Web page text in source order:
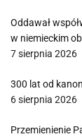
Oddawał
w niemieckim
7 sierpnia 2026
300 lat od
6 sierpnia 2026
Przemienienie